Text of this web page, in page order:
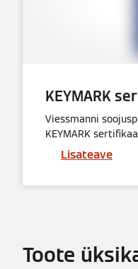
KEYMARK
Viessmanni
KEYMARK
Lisateave
Toote